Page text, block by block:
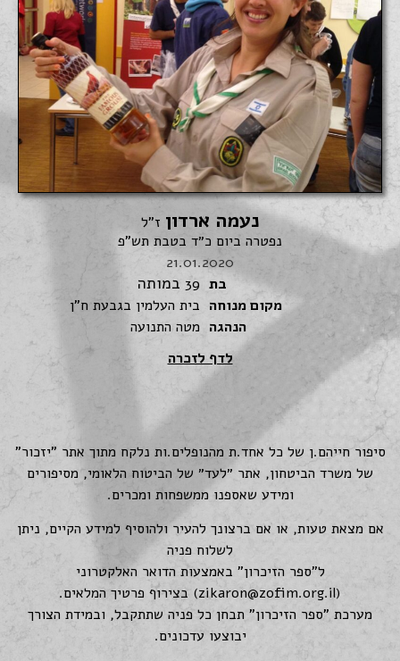
חיפוש
נעמה ארדון ז"ל
נפטרה ביום כ״ד בטבת תש"פ
21.01.2020
בת 39 במותה
מקום מנוחה בית העלמין בגבעת ח"ן
הנהגה מטה התנועה
לדף לזכרה
סיפור חייהם.ן של כל אחד.ת מהנופלים.ות נלקח מתוך אתר "יזכור"
של משרד הביטחון, אתר ״לעד״ של הביטוח הלאומי, מסיפורים
ומידע שאספנו ממשפחות ומכרים.
אם מצאת טעות, או אם ברצונך להעיר ולהוסיף למידע הקיים, ניתן
לשלוח פניה
ל"ספר הזיכרון" באמצעות הדואר האלקטרוני
(
zikaron@zofim.org.il) בצירוף פרטיך המלאים.
מערכת "ספר הזיכרון" תבחן כל פניה שתתקבל, ובמידת הצורך
יבוצעו עדכונים.